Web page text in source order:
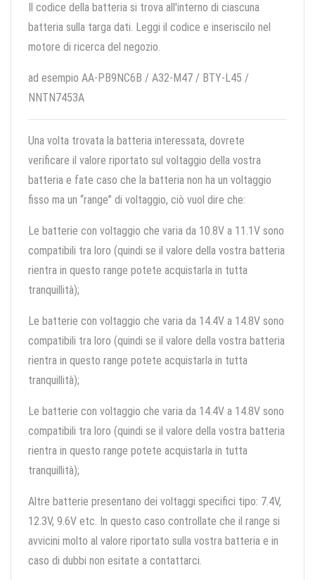
Il codice della batteria si trova all'interno di ciascuna
batteria sulla targa dati. Leggi il codice e inseriscilo nel
motore di ricerca del negozio.
ad esempio AA-PB9NC6B / A32-M47 / BTY-L45 /
NNTN7453A
Una volta trovata la batteria interessata, dovrete
verificare il valore riportato sul voltaggio della vostra
batteria e fate caso che la batteria non ha un voltaggio
fisso ma un “range” di voltaggio, ciò vuol dire che:
Le batterie con voltaggio che varia da 10.8V a 11.1V sono
compatibili tra loro (quindi se il valore della vostra batteria
rientra in questo range potete acquistarla in tutta
tranquillità);
Le batterie con voltaggio che varia da 14.4V a 14.8V sono
compatibili tra loro (quindi se il valore della vostra batteria
rientra in questo range potete acquistarla in tutta
tranquillità);
Le batterie con voltaggio che varia da 14.4V a 14.8V sono
compatibili tra loro (quindi se il valore della vostra batteria
rientra in questo range potete acquistarla in tutta
tranquillità);
Altre batterie presentano dei voltaggi specifici tipo: 7.4V,
12.3V, 9.6V etc. In questo caso controllate che il range si
avvicini molto al valore riportato sulla vostra batteria e in
caso di dubbi non esitate a contattarci.